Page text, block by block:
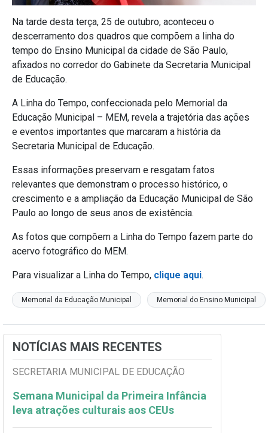
Na tarde desta terça, 25 de outubro, aconteceu o
descerramento dos quadros que compõem a linha do
tempo do Ensino Municipal da cidade de São Paulo,
afixados no corredor do Gabinete da Secretaria Municipal
de Educação.
A Linha do Tempo, confeccionada pelo Memorial da
Educação Municipal – MEM, revela a trajetória das ações
e eventos importantes que marcaram a história da
Secretaria Municipal de Educação.
Essas informações preservam e resgatam fatos
relevantes que demonstram o processo histórico, o
crescimento e a ampliação da Educação Municipal de São
Paulo ao longo de seus anos de existência.
As fotos que compõem a Linha do Tempo fazem parte do
acervo fotográfico do MEM.
Para visualizar a Linha do Tempo, clique aqui.
Memorial da Educação Municipal Memorial do Ensino Municipal
NOTÍCIAS MAIS RECENTES
SECRETARIA MUNICIPAL DE EDUCAÇÃO
Semana Municipal da Primeira Infância
leva atrações culturais aos CEUs